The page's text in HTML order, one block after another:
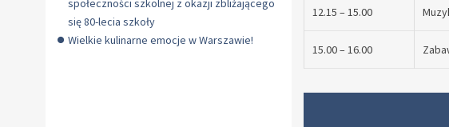
12.15 – 15.00
15.00 – 16.00
społeczności szkolnej z okazji zbliżającego
się 80-lecia szkoły
Wielkie kulinarne emocje w Warszawie!